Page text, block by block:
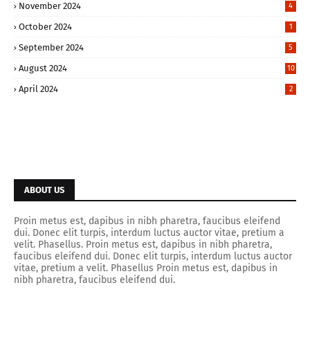
November 2024 4
October 2024 1
September 2024 5
August 2024 10
April 2024 2
ABOUT US
Proin metus est, dapibus in nibh pharetra, faucibus eleifend
dui. Donec elit turpis, interdum luctus auctor vitae, pretium a
velit. Phasellus. Proin metus est, dapibus in nibh pharetra,
faucibus eleifend dui. Donec elit turpis, interdum luctus auctor
vitae, pretium a velit. Phasellus Proin metus est, dapibus in
nibh pharetra, faucibus eleifend dui.